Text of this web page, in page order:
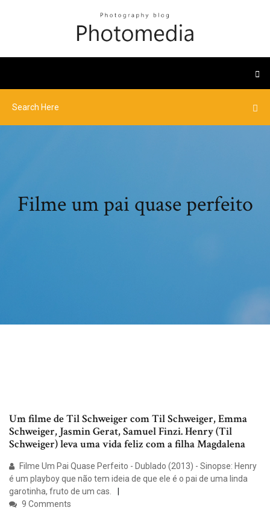
Filme um pai quase perfeito
Um filme de Til Schweiger com Til Schweiger, Emma
Schweiger, Jasmin Gerat, Samuel Finzi. Henry (Til
Schweiger) leva uma vida feliz com a filha Magdalena
Filme Um Pai Quase Perfeito - Dublado (2013) - Sinopse: Henry
é um playboy que não tem ideia de que ele é o pai de uma linda
garotinha, fruto de um cas.
9 Comments